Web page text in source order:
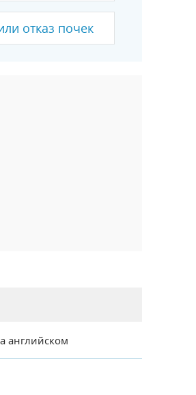
отказ почек
английском